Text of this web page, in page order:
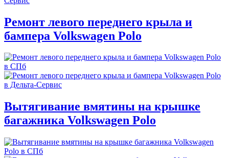
Ремонт левого переднего крыла и
бампера Volkswagen Polo
Вытягивание вмятины на крышке
багажника Volkswagen Polo